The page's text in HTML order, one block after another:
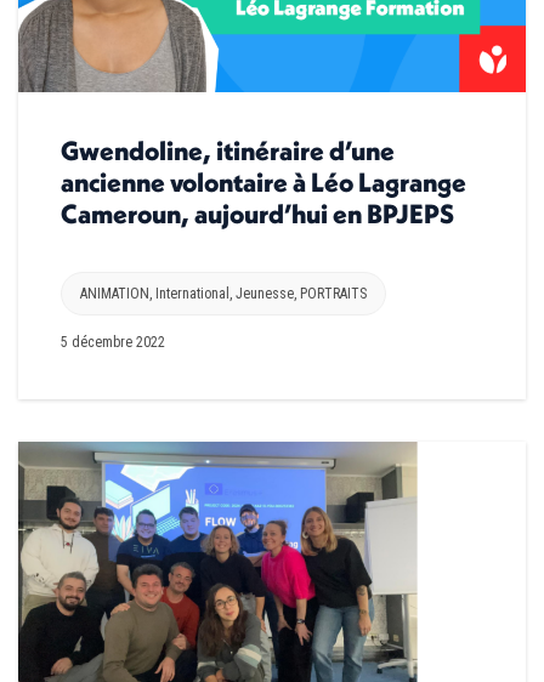
Gwendoline, itinéraire d’une
ancienne volontaire à Léo Lagrange
Cameroun, aujourd’hui en BPJEPS
ANIMATION International Jeunesse PORTRAITS
5 décembre 2022